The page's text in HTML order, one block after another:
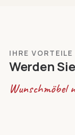
IHRE
Werden
Wunschmöbel